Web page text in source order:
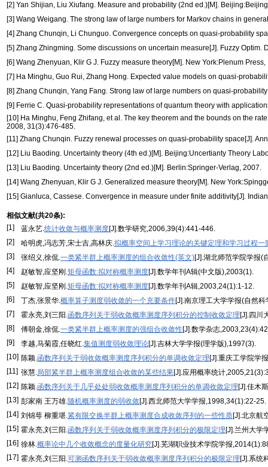
[2] Yan Shijian, Liu Xiufang. Measure and probability (2nd ed.)[M].
[3] Wang Weigang. The strong law of large numbers for Markov chains in
[4] Zhang Chunqin, Li Chunguo. Convergence concepts on quasi-probability
[5] Zhang Zhingming. Some discussions on uncertain measure[J]. Fuzzy Optim.
[6] Wang Zhenyuan, Klir G J. Fuzzy measure theory[M]. New York:Plenum Press,
[7] Ha Minghu, Guo Rui, Zhang Hong. Expected value models on quasi-
[8] Zhang Chunqin, Yang Fang. Strong law of large numbers on quasi-
[9] Ferrie C. Quasi-probability representations of quantum theory with
[10] Ha Minghu, Feng Zhifang, et al. The key theorem and the bounds on the
2008, 31(3):476-485.
[11] Zhang Chunqin. Fuzzy renewal processes on quasi-probability space[J].
[12] Liu Baoding. Uncertainty theory (4th ed.)[M]. Beijing:Uncertianty Theory
[13] Liu Baoding. Uncertainty theory (2nd ed.)[M]. Berlin:Springer-Verlag, 2007.
[14] Wang Zhenyuan, Klir G J. Generalized measure theory[M]. New
[15] Gianluca, Cassese. Convergence in measure under finite additivity[J].
相似文献(共20条):
[1]
蓝永艺.统计收敛与概率测度[J].数学研究,2006,39(4):441-446.
[2]
哈明虎,冯志芳,宋士吉,高林庆.拟概率空间上学习理论的关键定理和学习过程一
[3]
张绍义,徐侃.一类紧半群上概率测度的组合收敛性(英文)[J].湖北师范学院学报(
[4]
赵敏智,应坚刚.矩母函数:拟对称概率测度[J].数学年刊A辑(中文版),2003(1).
[5]
赵敏智,应坚刚.矩母函数:拟对称概率测度[J].数学年刊A辑,2003,24(1):1-12.
[6]
丁杰,张景华.概率算子测度弱收敛的一个充要条件[J].南京理工大学学报(自然
[7]
霍永亮,刘三阳.函数序列关于弱收敛概率测度序列积分的控制收敛定理[J].四川
[8]
傅朝金,徐侃.一类紧半群上概率测度的强组合收敛性[J].数学杂志
[9]
李越,马菊霞,任晓红.集值测度弱收敛理论[J].吉林大学学报(理学版),1997(3).
[10] 陈颖.函数序列关于弱收敛概率测度序列积分的单调收敛定理[J].重庆工学院学
[11] 张慧.局部紧半群上概率测度组合收敛的某些结果[J].应用概率统计
[12] 陈颖.函数序列关于几乎处处弱收敛概率测度序列积分的单调收敛定理[J].佳木
[13] 彭家南 王万雄.随机概率测度的弱收敛[J].西北师范大学学报,1998,34(1):22-25.
[14] 刘锦萼 柳重堪.紧有限交换半群上概率测度合成收敛序列的一些性质[J].北京航
[15] 霍永亮,刘三阳.函数序列关于弱收敛概率测度序列积分的极限定理[J].兰州大学
[16] 徐林.概率论中几个收敛概念的度量化研究[J].芜湖职业技术学院学报
[17] 霍永亮,刘三阳.可测函数序列关于弱收敛概率测度序列积分的极限定理[J].系统